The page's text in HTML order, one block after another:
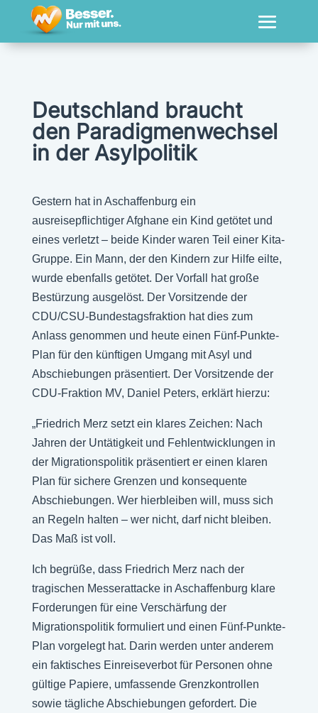
Deutschland braucht
den Paradigmenwechsel
in der Asylpolitik
Gestern hat in Aschaffenburg ein
ausreisepflichtiger Afghane ein Kind getötet und
eines verletzt – beide Kinder waren Teil einer Kita-
Gruppe. Ein Mann, der den Kindern zur Hilfe eilte,
wurde ebenfalls getötet. Der Vorfall hat große
Bestürzung ausgelöst. Der Vorsitzende der
CDU/CSU-Bundestagsfraktion hat dies zum
Anlass genommen und heute einen Fünf-Punkte-
Plan für den künftigen Umgang mit Asyl und
Abschiebungen präsentiert. Der Vorsitzende der
CDU-Fraktion MV, Daniel Peters, erklärt hierzu:
„Friedrich Merz setzt ein klares Zeichen: Nach
Jahren der Untätigkeit und Fehlentwicklungen in
der Migrationspolitik präsentiert er einen klaren
Plan für sichere Grenzen und konsequente
Abschiebungen. Wer hierbleiben will, muss sich
an Regeln halten – wer nicht, darf nicht bleiben.
Das Maß ist voll.
Ich begrüße, dass Friedrich Merz nach der
tragischen Messerattacke in Aschaffenburg klare
Forderungen für eine Verschärfung der
Migrationspolitik formuliert und einen Fünf-Punkte-
Plan vorgelegt hat. Darin werden unter anderem
ein faktisches Einreiseverbot für Personen ohne
gültige Papiere, umfassende Grenzkontrollen
sowie tägliche Abschiebungen gefordert. Die